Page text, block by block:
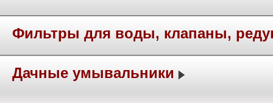
Фильтры для воды, клапаны,
Дачные умывальники